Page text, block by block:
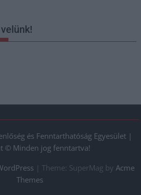
és Fenntarthatóság Egyesület |
© Minden jog fenntartva!
Theme: SuperMag by Acme
Themes